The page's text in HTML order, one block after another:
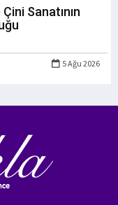
Sanatının
5 Ağu 2026